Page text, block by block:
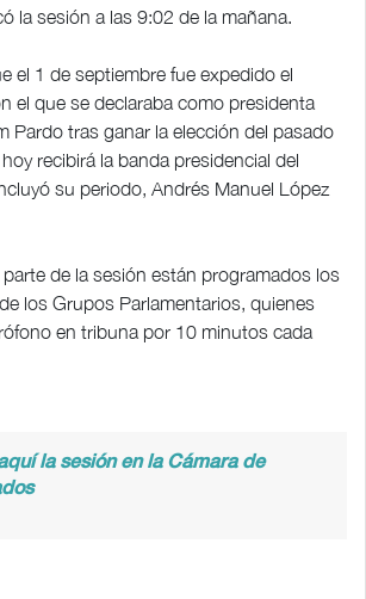
la sesión a las 9:02 de la mañana.
el 1 de septiembre fue expedido el
el que se declaraba como presidenta
Pardo tras ganar la elección del pasado
recibirá la banda presidencial del
su periodo, Andrés Manuel López
de la sesión están programados los
los Grupos Parlamentarios, quienes
en tribuna por 10 minutos cada
la sesión en la Cámara de